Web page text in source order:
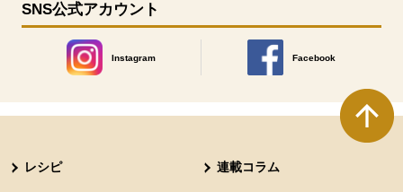
SNS公式アカウント
Instagram
別のウィンドウで開きます。
Facebook
別のウィンドウで開きます
レシピ 連載コラム